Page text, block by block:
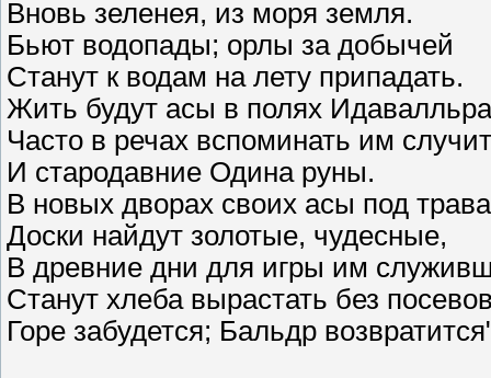
Вновь зеленея, из моря земля.
Бьют водопады; орлы за добычей
Станут к водам на лету припадать.
Жить будут асы в полях
Часто в речах вспоминать им
И стародавние Одина руны.
В новых дворах своих асы под
Доски найдут золотые, чудесные,
В древние дни для игры им
Станут хлеба вырастать без
Горе забудется; Бальдр